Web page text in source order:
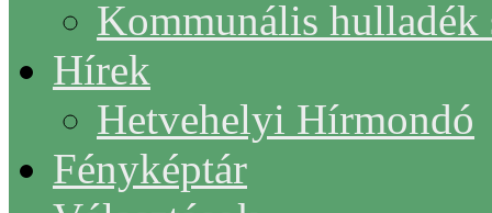
Kommunális hulladék
Hírek
Hetvehelyi Hírmondó
Fényképtár